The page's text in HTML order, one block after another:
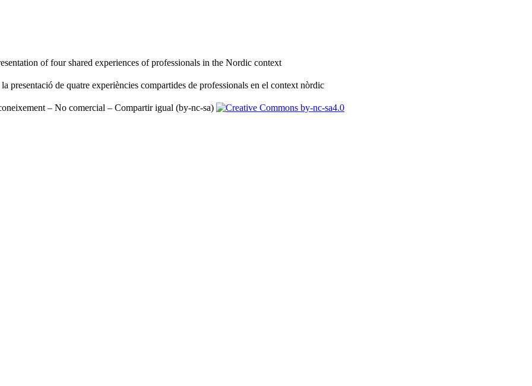
of four shared experiences of professionals in the Nordic context
presentació de quatre experiències compartides de professionals en el context nòrdic
– No comercial – Compartir igual (by-nc-sa)